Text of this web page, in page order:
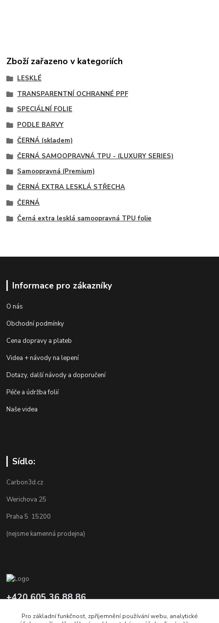
Zboží zařazeno v kategoriích
LESKLÉ
TRANSPARENTNÍ OCHRANNÉ PPF
SPECIÁLNÍ FOLIE
PODLE BARVY
ČERNÁ (skladem)
ČERNÁ SAMOOPRAVNÁ TPU - (LUXURY SERIES)
Samoopravná (Premium)
ČERNÁ EXTRA LESKLÁ STŘECHA
ČERNÁ
Černá extra lesklá samoopravná TPU folie
Informace pro zákazníky
O nás
Obchodní podmínky
Cena dopravy a plateb
Videa + návody na lepení
Dotazy, další návody a doporučení
Péče a údržba folií
Naše videa
Sídlo:
Carbon3d.cz
Werichova 25
Praha 5 15200
(nejsme kamenná prodejna)
+420 605 36 88 86
Pro základní funkčnost, zpříjemnění používání webu, analytické